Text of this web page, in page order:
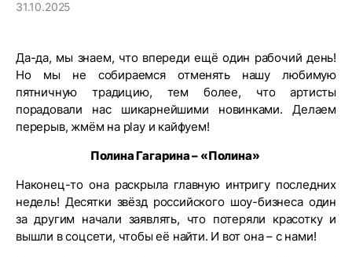
31.10.2025
Да-да, мы знаем, что впереди ещё один рабочий день!
Но мы не собираемся отменять нашу любимую
пятничную традицию, тем более, что артисты
порадовали нас шикарнейшими новинками. Делаем
перерыв, жмём на play и кайфуем!
Полина Гагарина – «Полина»
Наконец-то она раскрыла главную интригу последних
недель! Десятки звёзд российского шоу-бизнеса один
за другим начали заявлять, что потеряли красотку и
вышли в соцсети, чтобы её найти. И вот она – с нами!